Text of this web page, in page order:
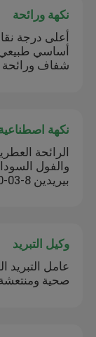
نكهة ورائحة
أعلى درجة
أساسي
شفاف
نكهة
الرائحة
بيريدين CAS 350-03-8
وكيل التبريد
عامل التبريد
صحية